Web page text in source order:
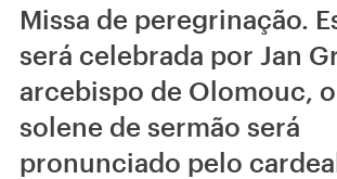
Missa de peregrinação.
será celebrada por Jan
arcebispo de Olomouc,
solene de sermão será
pronunciado pelo